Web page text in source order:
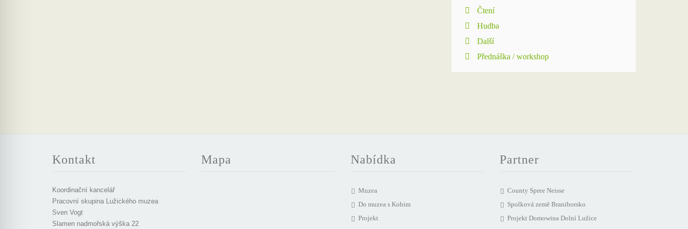
Čtení
Hudba
Další
Přednáška / workshop
Kontakt
Koordinační kancelář
Pracovní skupina Lužického muzea
Sven Vogt
Slamen nadmořská výška 22
Mapa Nabídka
Muzea
Do muzea s Kobim
Projekt
Partner
County Spree Neisse
Spolková země Braniborsko
Projekt Domowina Dolní Lužice